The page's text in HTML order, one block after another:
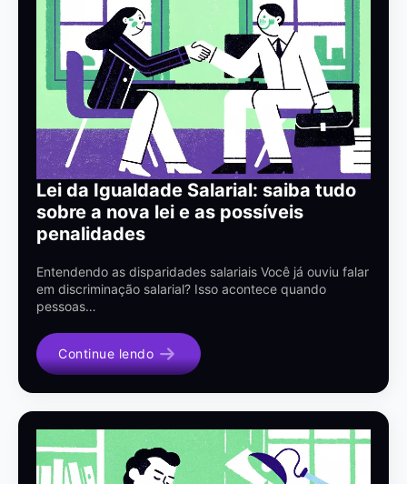
Lei da Igualdade Salarial: saiba tudo
sobre a nova lei e as possíveis
penalidades
Entendendo as disparidades salariais Você já ouviu falar
em discriminação salarial? Isso acontece quando
pessoas…
Continue lendo